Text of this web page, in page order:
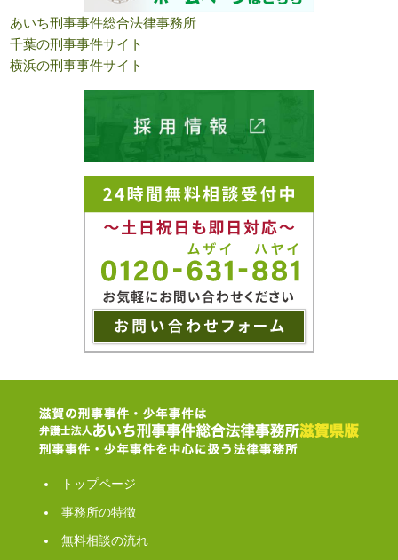
あいち刑事事件総合法律事務所
千葉の刑事事件サイト
横浜の刑事事件サイト
トップページ
事務所の特徴
無料相談の流れ